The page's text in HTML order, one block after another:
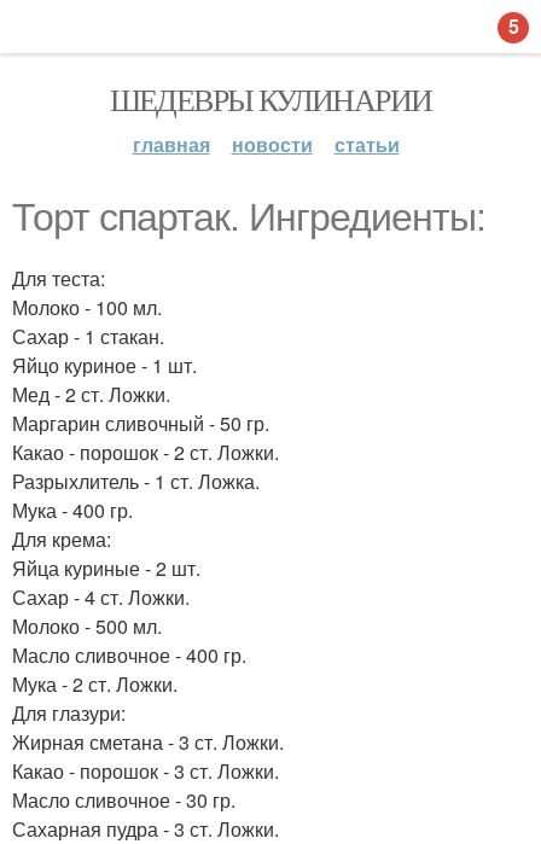
ШЕДЕВРЫ КУЛИНАРИИ
главная новости статьи
Торт спартак. Ингредиенты:
Для теста:
Молоко - 100 мл.
Сахар - 1 стакан.
Яйцо куриное - 1 шт.
Мед - 2 ст. Ложки.
Маргарин сливочный - 50 гр.
Какао - порошок - 2 ст. Ложки.
Разрыхлитель - 1 ст. Ложка.
Мука - 400 гр.
Для крема:
Яйца куриные - 2 шт.
Сахар - 4 ст. Ложки.
Молоко - 500 мл.
Масло сливочное - 400 гр.
Мука - 2 ст. Ложки.
Для глазури:
Жирная сметана - 3 ст. Ложки.
Какао - порошок - 3 ст. Ложки.
Масло сливочное - 30 гр.
Сахарная пудра - 3 ст. Ложки.
5